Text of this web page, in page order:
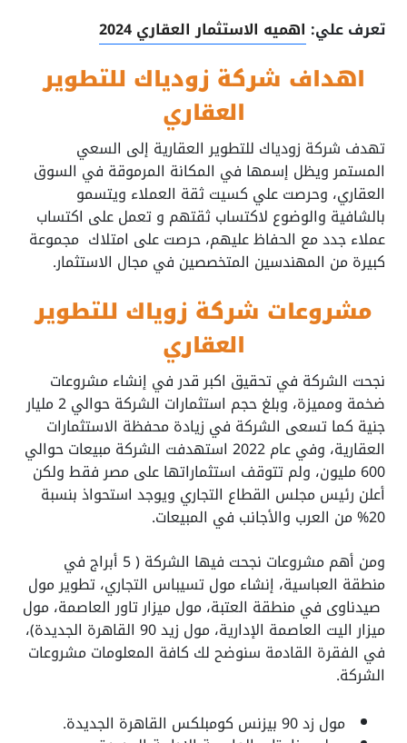
تعرف علي: اهميه الاستثمار العقاري 2024
اهداف شركة زودياك للتطوير
العقاري
تهدف شركة زودياك للتطوير العقارية إلى السعي
المستمر ويظل إسمها في المكانة المرموقة في السوق
العقاري، وحرصت علي كسيت ثقة العملاء ويتسمو
بالشافية والوضوع لاكتساب ثقتهم و تعمل على اكتساب
عملاء جدد مع الحفاظ عليهم، حرصت على امتلاك مجموعة
كبيرة من المهندسين المتخصصين في مجال الاستثمار.
مشروعات شركة زوياك للتطوير
العقاري
نجحت الشركة في تحقيق اكبر قدر في إنشاء مشروعات
ضخمة ومميزة، وبلغ حجم استثمارات الشركة حوالي 2 مليار
جنية كما تسعى الشركة في زيادة محفظة الاستثمارات
العقارية، وفي عام 2022 استهدفت الشركة مبيعات حوالي
600 مليون، ولم تتوقف استثماراتها على مصر فقط ولكن
أعلن رئيس مجلس القطاع التجاري ويوجد استحواذ بنسبة
20% من العرب والأجانب في المبيعات.
ومن أهم مشروعات نجحت فيها الشركة ( 5 أبراج في
منطقة العباسية، إنشاء مول تسيباس التجاري، تطوير مول
صيدناوى في منطقة العتبة، مول ميزار تاور العاصمة، مول
ميزار اليت العاصمة الإدارية، مول زيد 90 القاهرة الجديدة)،
في الفقرة القادمة سنوضح لك كافة المعلومات مشروعات
الشركة.
مول زد 90 بيزنس كومبلكس القاهرة الجديدة.